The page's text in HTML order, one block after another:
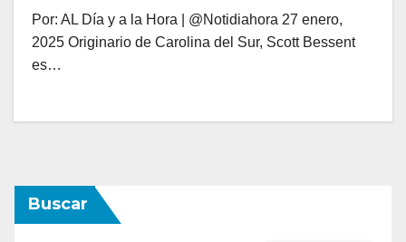
Por: AL Día y a la Hora | @Notidiahora 27 enero,
2025 Originario de Carolina del Sur, Scott Bessent
es…
Buscar